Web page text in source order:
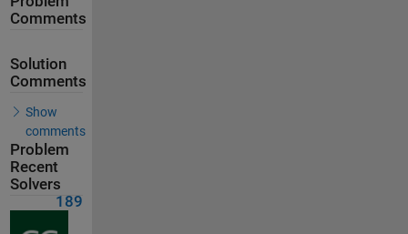
Comments
Solution
Comments
Show
comments
Problem
Recent
Solvers
189